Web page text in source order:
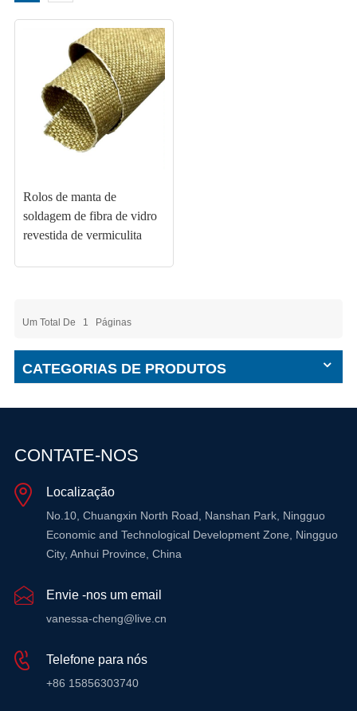
Rolos de manta de
soldagem de fibra de vidro
revestida de vermiculita
Um Total De 1 Páginas
CATEGORIAS DE PRODUTOS
CONTATE-NOS
Localização
No.10, Chuangxin North Road, Nanshan Park, Ningguo
Economic and Technological Development Zone, Ningguo
City, Anhui Province, China
Envie -nos um email
vanessa-cheng@live.cn
Telefone para nós
+86 15856303740